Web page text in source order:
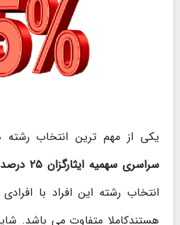
یکی از مهم ترین انتخاب
سراسری سهمیه ایثارگزان ۲۵ درصد
انتخاب رشته این افراد با
هستندکاملا متفاوت می باشد.